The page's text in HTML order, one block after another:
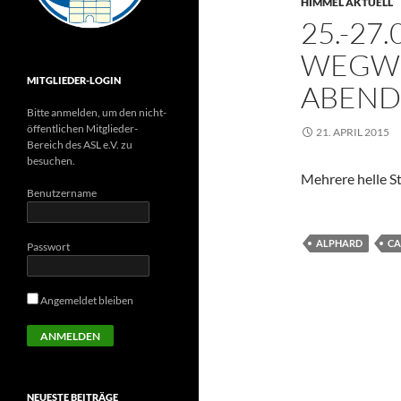
25.-
21. APRIL 2015
Mehrere helle
ALPHARD
MITGLIEDER-LOGIN
Bitte anmelden, um den nicht-
öffentlichen Mitglieder-
Bereich des ASL e.V. zu
besuchen.
Benutzername
Passwort
Angemeldet bleiben
NEUESTE BEITRÄGE